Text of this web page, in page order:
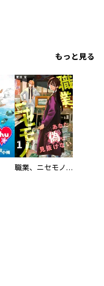
もっと見る
職業、ニセモノ～あなたに偽は見抜けない【電子単行本版】